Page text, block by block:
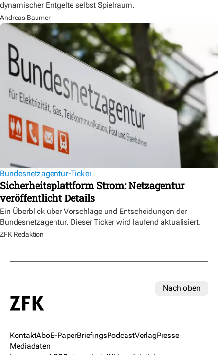
dynamischer Entgelte selbst Spielraum.
Andreas Baumer
Bundesnetzagentur-Ticker
Sicherheitsplattform Strom: Netzagentur
veröffentlicht Details
Ein Überblick über Vorschläge und Entscheidungen der
Bundesnetzagentur. Dieser Ticker wird laufend aktualisiert.
ZFK Redaktion
Nach oben
KontaktAboE-PaperBriefingsPodcastVerlagPresse
Mediadaten